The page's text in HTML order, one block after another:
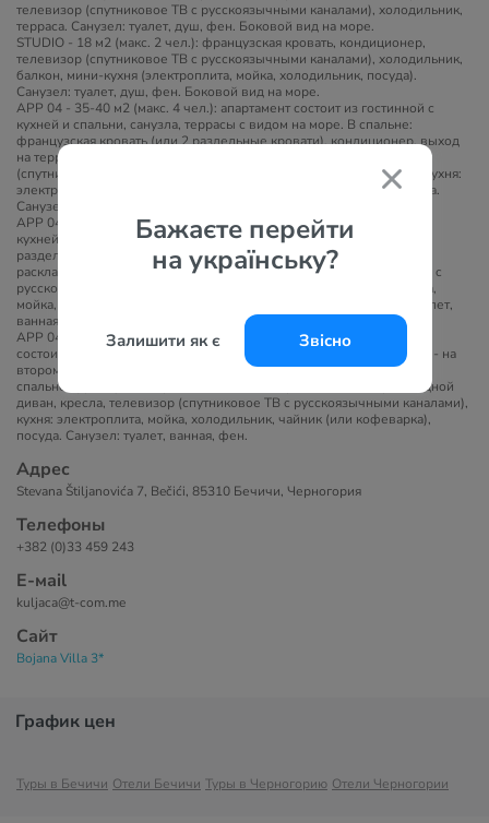
Бажаєте перейти
на українську?
Залишити як є Звісно
телевизор (спутниковое ТВ c русскоязычными каналами), холодильник,
терраса. Санузел: туалет, душ, фен. Боковой вид на море.
STUDIO - 18 м2 (макс. 2 чел.): французская кровать, кондиционер,
телевизор (спутниковое ТВ c русскоязычными каналами), холодильник,
балкон, мини-кухня (электроплита, мойка, холодильник, посуда).
Санузел: туалет, душ, фен. Боковой вид на море.
APP 04 - 35-40 м2 (макс. 4 чел.): апартамент состоит из гостинной с
кухней и спальни, санузла, террасы с видом на море. В спальне:
французская кровать (или 2 раздельные кровати), кондиционер, выход
на террасу. В гостинной: раскладной диван, кресла, телевизор
(спутниковое ТВ c русскоязычными каналами), выход на террасу, кухня:
электроплита, мойка, холодильник, чайник (или кофеварка), посуда.
Санузел: туалет, душ/ванная, фен.
APP 04+1 - 45 м2 (макс. 5 чел.): апартамент состоит из гостинной с
кухней и спальни, санузла, террасы с видом на море. В спальне: 2
раздельные кровати, кондиционер, выход на террасу. В гостинной:
раскладной диван, раскладное кресло, телевизор (спутниковое ТВ c
русскоязычными каналами), выход на террасу, кухня: электроплита,
мойка, холодильник, чайник (или кофеварка), посуда. Санузел: туалет,
ванная, фен.
APP 04 DUPLEX - 40 м2 (макс. 4 чел.): двухуровневый апартамент
состоит из гостинной с кухней на первом этаже, спальной комнаты - на
втором этаже, 2-х террас с видом на море (на 1-м и 2-м этажах). В
спальне: французская кровать, кондиционер. В гостинной: раскладной
диван, кресла, телевизор (спутниковое ТВ c русскоязычными каналами),
кухня: электроплита, мойка, холодильник, чайник (или кофеварка),
посуда. Санузел: туалет, ванная, фен.
Адрес
Stevana Štiljanovića 7, Bečići, 85310 Бечичи, Черногория
Телефоны
+382 (0)33 459 243
Е-маil
kuljaca@t-com.me
Сайт
Bojana Villa 3*
График цен
Туры в Бечичи Отели Бечичи Туры в Черногорию Отели Черногории